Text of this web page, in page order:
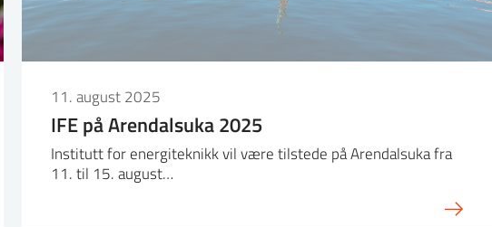
11. august 2025
IFE på Arendalsuka 2025
Institutt for energiteknikk vil være tilstede på Arendalsuka fra
11. til 15. august…